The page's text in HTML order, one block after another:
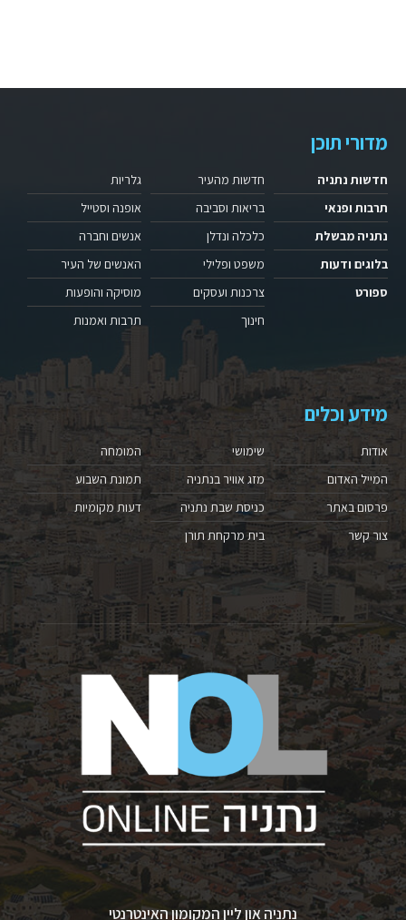
מדורי תוכן
חדשות נתניה
תרבות ופנאי
נתניה מבשלת
בלוגים ודעות
ספורט
חדשות מהעיר
בריאות וסביבה
כלכלה ונדלן
משפט ופלילי
צרכנות ועסקים
חינוך
גלריות
אופנה וסטייל
אנשים וחברה
האנשים של העיר
מוסיקה והופעות
תרבות ואמנות
מידע וכלים
אודות
המייל האדום
פרסום באתר
צור קשר
שימושי
מזג אוויר בנתניה
כניסת שבת נתניה
בית מרקחת תורן
המומחה
תמונת השבוע
דעות מקומיות
נתניה און ליין המקומון האינטרנטי